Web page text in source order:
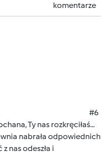
komentarze
#6
Ty nas rozkręciłaś...
nabrała odpowiednich
nas odeszła i